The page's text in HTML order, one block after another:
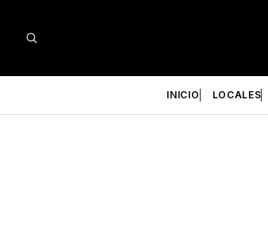
INICIO LOCALES